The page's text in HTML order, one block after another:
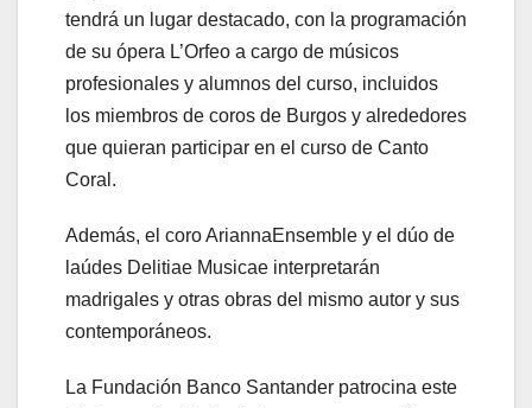
tendrá un lugar destacado, con la programación
de su ópera L’Orfeo a cargo de músicos
profesionales y alumnos del curso, incluidos
los miembros de coros de Burgos y alrededores
que quieran participar en el curso de Canto
Coral.
Además, el coro AriannaEnsemble y el dúo de
laúdes Delitiae Musicae interpretarán
madrigales y otras obras del mismo autor y sus
contemporáneos.
La Fundación Banco Santander patrocina este